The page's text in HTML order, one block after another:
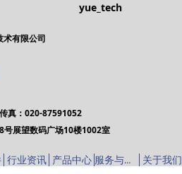
yue_tech
有限公司
真：020-87591052
号展望数码广场10楼1002室
行业资讯 产品中心 服务与支持 关于我们